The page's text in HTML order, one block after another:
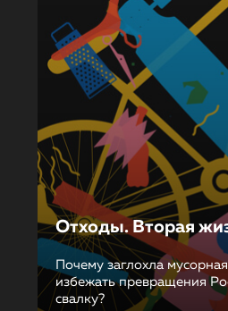
Отходы. Вторая
Почему заглохла
избежать превращения
свалку?